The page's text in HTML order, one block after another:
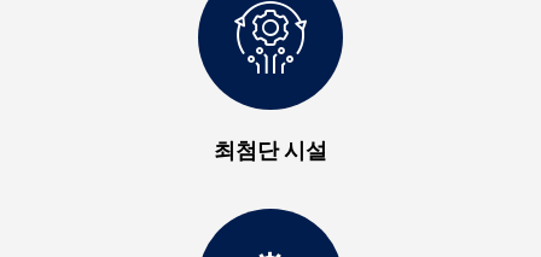
최첨단 시설